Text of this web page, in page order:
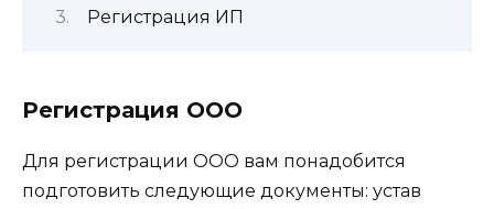
Регистрация ИП
Регистрация ООО
Для регистрации ООО вам понадобится
подготовить следующие документы: устав